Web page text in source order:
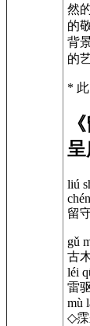
然
的
背
的
*
呈
liú
留
gǔ
古
léi
雷
mù
◇霂